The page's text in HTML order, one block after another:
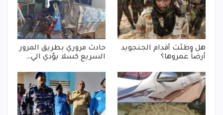
هل وطئت أقدام الجنجويد
أرضاً عمروها؟
حادث مروري بطريق المرور
السريع كسلا يؤدي الي…